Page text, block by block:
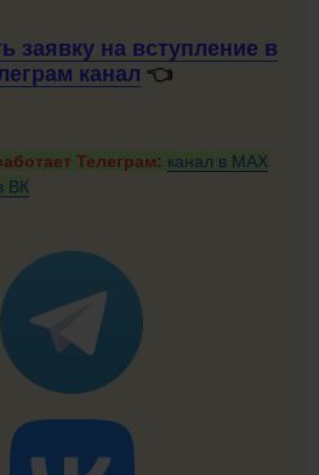
заявку на вступление в
канал 👈
Телеграм: канал в MAX
ВК